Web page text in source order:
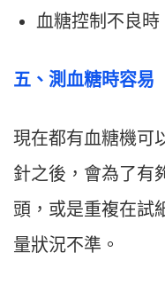
血糖控制不良時
五、測血糖時容易
現在都有血糖機可
針之後，會為了有
頭，或是重複在試
量狀況不準。